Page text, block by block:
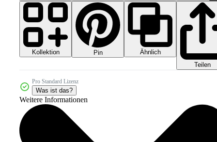
Kollektion Pin
Ähnlich
Teilen
Pro Standard Lizenz
Was ist das?
Weitere Informationen